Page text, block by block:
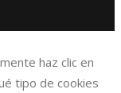
haz clic en
tipo de cookies